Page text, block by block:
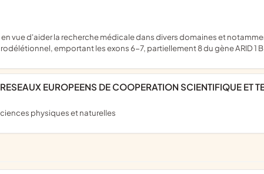
emportant les exons 6-7, partiellement 8 du gène ARID 1 B
RESEAUX EUROPEENS DE COOPERATION SCIENTIFIQUE ET
physiques et naturelles